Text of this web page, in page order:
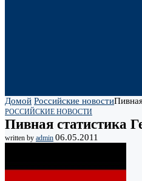
Домой Российские новости
РОССИЙСКИЕ НОВОСТИ
Пивная статистика
written by admin 06.05.2011